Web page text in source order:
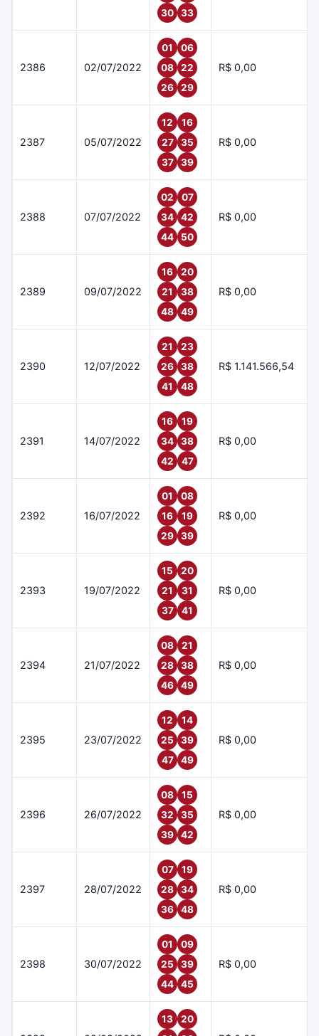
30
33
2386 02/07/2022
01
06
08
22
26
29
R$ 0,00
2387 05/07/2022
12
16
27
35
37
39
R$ 0,00
2388 07/07/2022
02
07
34
42
44
50
R$ 0,00
2389 09/07/2022
16
20
21
38
48
49
R$ 0,00
2390 12/07/2022
21
23
26
38
41
48
R$ 1.141.566,54
2391 14/07/2022
16
19
34
38
42
47
R$ 0,00
2392 16/07/2022
01
08
16
19
29
39
R$ 0,00
2393 19/07/2022
15
20
21
31
37
41
R$ 0,00
2394 21/07/2022
08
21
28
38
46
49
R$ 0,00
2395 23/07/2022
12
14
25
39
47
49
R$ 0,00
2396 26/07/2022
08
15
32
35
39
42
R$ 0,00
2397 28/07/2022
07
19
28
34
36
48
R$ 0,00
2398 30/07/2022
01
09
25
39
44
45
R$ 0,00
13
20